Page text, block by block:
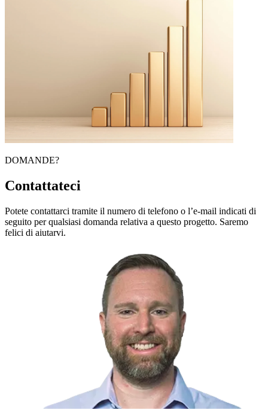
DOMANDE?
Contattateci
Potete contattarci tramite il numero di telefono o l’e-mail indicati di
seguito per qualsiasi domanda relativa a questo progetto. Saremo
felici di aiutarvi.